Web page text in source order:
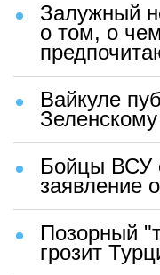
Залужный
о том, о
Вайкуле
Бойцы ВСУ
заявление
Позорный
грозит